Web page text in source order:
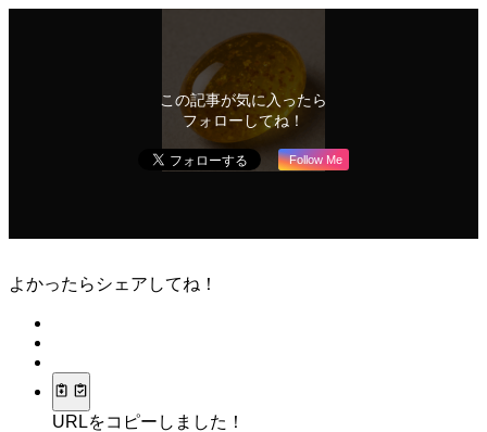
この記事が気に入ったら
フォローしてね！
Follow Me
よかったらシェアしてね！
URLをコピーしました！